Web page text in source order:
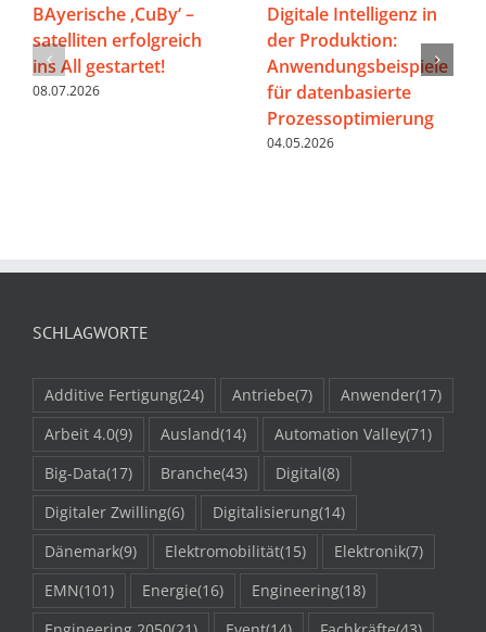
BAyerische ‚CuBy‘ –
satelliten erfolgreich
ins All gestartet!
08.07.2026
Digitale Intelligenz in
der Produktion:
Anwendungsbeispiele
für datenbasierte
Prozessoptimierung
04.05.2026
SCHLAGWORTE
Additive Fertigung(24) Antriebe(7) Anwender(17)
Arbeit 4.0(9) Ausland(14) Automation Valley(71)
Big-Data(17) Branche(43) Digital(8)
Digitaler Zwilling(6) Digitalisierung(14)
Dänemark(9) Elektromobilität(15) Elektronik(7)
EMN(101) Energie(16) Engineering(18)